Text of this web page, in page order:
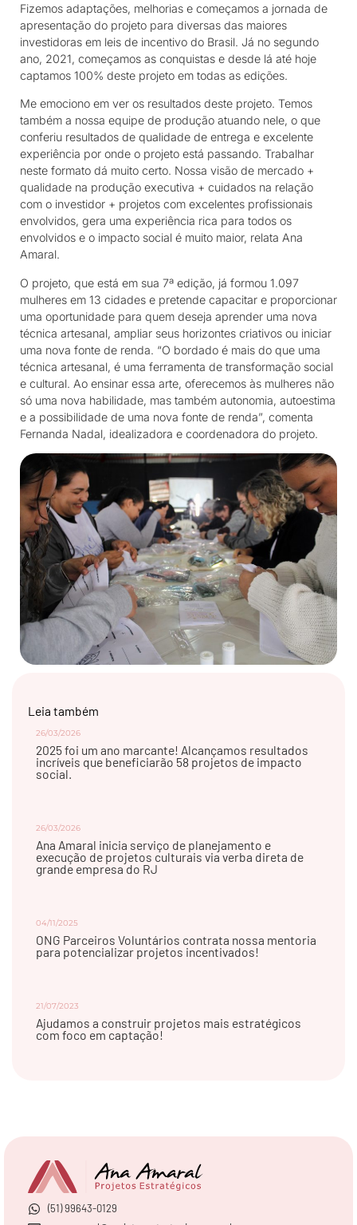
Fizemos adaptações, melhorias e começamos a jornada de
apresentação do projeto para diversas das maiores
investidoras em leis de incentivo do Brasil. Já no segundo
ano, 2021, começamos as conquistas e desde lá até hoje
captamos 100% deste projeto em todas as edições.
Me emociono em ver os resultados deste projeto. Temos
também a nossa equipe de produção atuando nele, o que
conferiu resultados de qualidade de entrega e excelente
experiência por onde o projeto está passando. Trabalhar
neste formato dá muito certo. Nossa visão de mercado +
qualidade na produção executiva + cuidados na relação
com o investidor + projetos com excelentes profissionais
envolvidos, gera uma experiência rica para todos os
envolvidos e o impacto social é muito maior, relata Ana
Amaral.
O projeto, que está em sua 7ª edição, já formou 1.097
mulheres em 13 cidades e pretende capacitar e proporcionar
uma oportunidade para quem deseja aprender uma nova
técnica artesanal, ampliar seus horizontes criativos ou iniciar
uma nova fonte de renda. “O bordado é mais do que uma
técnica artesanal, é uma ferramenta de transformação social
e cultural. Ao ensinar essa arte, oferecemos às mulheres não
só uma nova habilidade, mas também autonomia, autoestima
e a possibilidade de uma nova fonte de renda”, comenta
Fernanda Nadal, idealizadora e coordenadora do projeto.
Leia também
26/03/2026
2025 foi um ano marcante! Alcançamos resultados
incríveis que beneficiarão 58 projetos de impacto
social.
26/03/2026
Ana Amaral inicia serviço de planejamento e
execução de projetos culturais via verba direta de
grande empresa do RJ
04/11/2025
ONG Parceiros Voluntários contrata nossa mentoria
para potencializar projetos incentivados!
21/07/2023
Ajudamos a construir projetos mais estratégicos
com foco em captação!
(51) 99643-0129